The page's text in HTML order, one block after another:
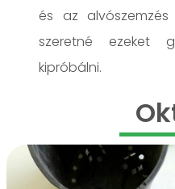
és az
szeretné ezeket
kipróbálni.